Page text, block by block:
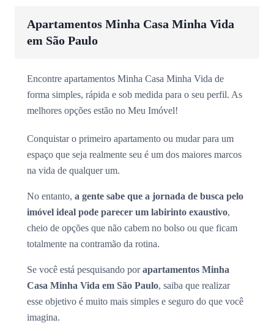
Apartamentos Minha Casa Minha Vida
em São Paulo
Encontre apartamentos Minha Casa Minha Vida de
forma simples, rápida e sob medida para o seu perfil. As
melhores opções estão no Meu Imóvel!
Conquistar o primeiro apartamento ou mudar para um
espaço que seja realmente seu é um dos maiores marcos
na vida de qualquer um.
No entanto, a gente sabe que a jornada de busca pelo
imóvel ideal pode parecer um labirinto exaustivo,
cheio de opções que não cabem no bolso ou que ficam
totalmente na contramão da rotina.
Se você está pesquisando porapartamentos Minha
Casa Minha Vida em São Paulo, saiba que realizar
esse objetivo é muito mais simples e seguro do que você
imagina.